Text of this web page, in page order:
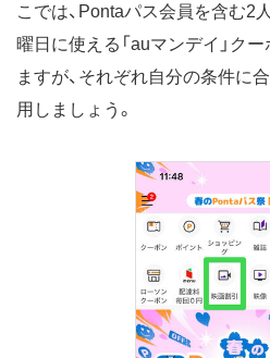
こでは、Pontaパス会員を含む2
曜日に使える「auマンデイ」ク
ますが、それぞれ自分の条件に
用しましょう。